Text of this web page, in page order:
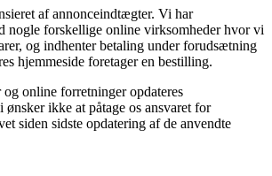
af annonceindtægter. Vi har
nogle forskellige online virksomheder hvor vi
og indhenter betaling under forudsætning
hjemmeside foretager en bestilling.
og online forretninger opdateres
ikke at påtage os ansvaret for
siden sidste opdatering af de anvendte